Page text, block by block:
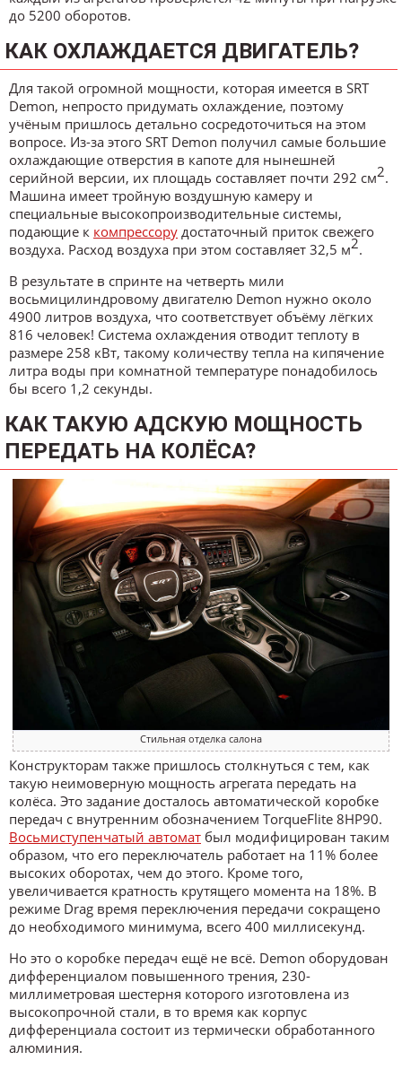
до 5200 оборотов.
КАК ОХЛАЖДАЕТСЯ ДВИГАТЕЛЬ?
Для такой огромной мощности, которая имеется в SRT
Demon, непросто придумать охлаждение, поэтому
учёным пришлось детально сосредоточиться на этом
вопросе. Из-за этого SRT Demon получил самые большие
охлаждающие отверстия в капоте для нынешней
серийной версии, их площадь составляет почти 292 см2.
Машина имеет тройную воздушную камеру и
специальные высокопроизводительные системы,
подающие к компрессору достаточный приток свежего
воздуха. Расход воздуха при этом составляет 32,5 м2.
В результате в спринте на четверть мили
восьмицилиндровому двигателю Demon нужно около
4900 литров воздуха, что соответствует объёму лёгких
816 человек! Система охлаждения отводит теплоту в
размере 258 кВт, такому количеству тепла на кипячение
литра воды при комнатной температуре понадобилось
бы всего 1,2 секунды.
КАК ТАКУЮ АДСКУЮ МОЩНОСТЬ
ПЕРЕДАТЬ НА КОЛЁСА?
Стильная отделка салона
Конструкторам также пришлось столкнуться с тем, как
такую неимоверную мощность агрегата передать на
колёса. Это задание досталось автоматической коробке
передач с внутренним обозначением TorqueFlite 8HP90.
Восьмиступенчатый автомат был модифицирован таким
образом, что его переключатель работает на 11% более
высоких оборотах, чем до этого. Кроме того,
увеличивается кратность крутящего момента на 18%. В
режиме Drag время переключения передачи сокращено
до необходимого минимума, всего 400 миллисекунд.
Но это о коробке передач ещё не всё. Demon оборудован
дифференциалом повышенного трения, 230-
миллиметровая шестерня которого изготовлена из
высокопрочной стали, в то время как корпус
дифференциала состоит из термически обработанного
алюминия.